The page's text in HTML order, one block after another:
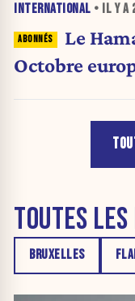
INTERNATIONAL • IL Y A
Le
Octobre
TOUTES
BRUXELLES